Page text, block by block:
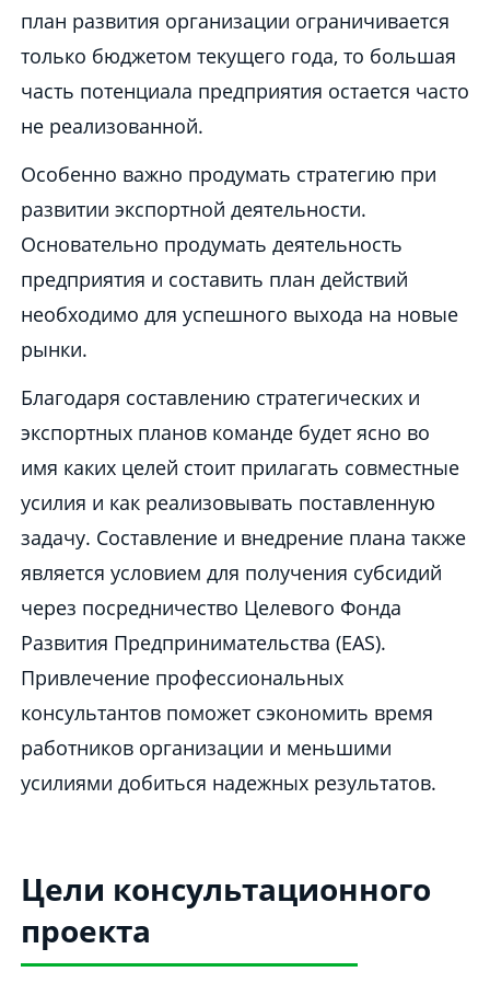
план развития организации ограничивается
только бюджетом текущего года, то большая
часть потенциала предприятия остается часто
не реализованной.
Особенно важно продумать стратегию при
развитии экспортной деятельности.
Основательно продумать деятельность
предприятия и составить план действий
необходимо для успешного выхода на новые
рынки.
Благодаря составлению стратегических и
экспортных планов команде будет ясно во
имя каких целей стоит прилагать совместные
усилия и как реализовывать поставленную
задачу. Составление и внедрение плана также
является условием для получения субсидий
через посредничество Целевого Фонда
Развития Предпринимательства (EAS).
Привлечение профессиональных
консультантов поможет сэкономить время
работников организации и меньшими
усилиями добиться надежных результатов.
Цели консультационного
проекта